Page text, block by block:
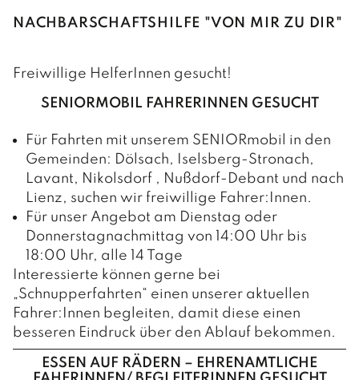
NACHBARSCHAFTSHILFE "VON MIR ZU DIR"
Freiwillige HelferInnen gesucht!
SENIORMOBIL FAHRERINNEN GESUCHT
Für Fahrten mit unserem SENIORmobil in den
Gemeinden: Dölsach, Iselsberg-Stronach,
Lavant, Nikolsdorf , Nußdorf-Debant und nach
Lienz, suchen wir freiwillige Fahrer:Innen.
Für unser Angebot am Dienstag oder
Donnerstagnachmittag von 14:00 Uhr bis
18:00 Uhr, alle 14 Tage
Interessierte können gerne bei
„Schnupperfahrten“ einen unserer aktuellen
Fahrer:Innen begleiten, damit diese einen
besseren Eindruck über den Ablauf bekommen.
ESSEN AUF RÄDERN – EHRENAMTLICHE